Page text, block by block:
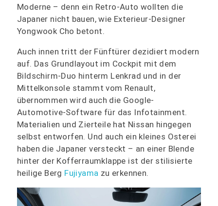
Moderne – denn ein Retro-Auto wollten die
Japaner nicht bauen, wie Exterieur-Designer
Yongwook Cho betont.
Auch innen tritt der Fünftürer dezidiert modern
auf. Das Grundlayout im Cockpit mit dem
Bildschirm-Duo hinterm Lenkrad und in der
Mittelkonsole stammt vom Renault,
übernommen wird auch die Google-
Automotive-Software für das Infotainment.
Materialien und Zierteile hat Nissan hingegen
selbst entworfen. Und auch ein kleines Osterei
haben die Japaner versteckt – an einer Blende
hinter der Kofferraumklappe ist der stilisierte
heilige Berg Fujiyama zu erkennen.